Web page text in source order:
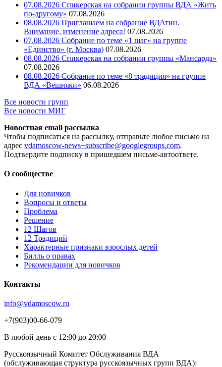
07.08.2026 Спикерская на собрании группы ВДА «Жить
по-другому» 07.08.2026
08.08.2026 Приглашаем на собрание ВДАтин.
Внимание, изменение адреса! 07.08.2026
07.08.2026 Собрание по теме «1 шаг» на группе
«Единство» (г. Москва) 07.08.2026
08.08.2026 Спикерская на собрании группы «Мансарда»
07.08.2026
08.08.2026 Собрание по теме «8 традиция» на группе
ВДА «Вешняки» 06.08.2026
Все новости групп
Все новости МИГ
Новостная email рассылка
Чтобы подписаться на рассылку, отправьте любое письмо на
адрес vdamoscow-news+subscribe@googlegroups.com.
Подтвердите подписку в пришедшем письме-автоответе.
О сообществе
Для новичков
Вопросы и ответы
Проблема
Решение
12 Шагов
12 Традиций
Xарактерные признаки взрослых детей
Билль о правах
Рекомендации для новичков
Контакты
info@vdamoscow.ru
+7(903)00-66-079
В любой день с 12:00 до 20:00
Русскоязычный Комитет Обслуживания ВДА
(обслуживающая структура русскоязычных групп ВДА):